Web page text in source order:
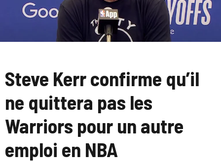
Steve Kerr confirme qu’il
ne quittera pas les
Warriors pour un autre
emploi en NBA